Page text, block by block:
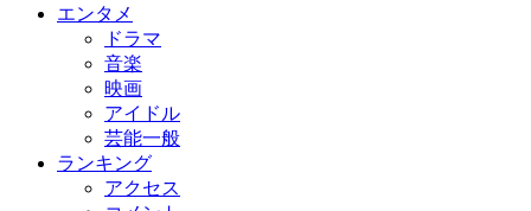
エンタメ
ドラマ
音楽
映画
アイドル
芸能一般
ランキング
アクセス